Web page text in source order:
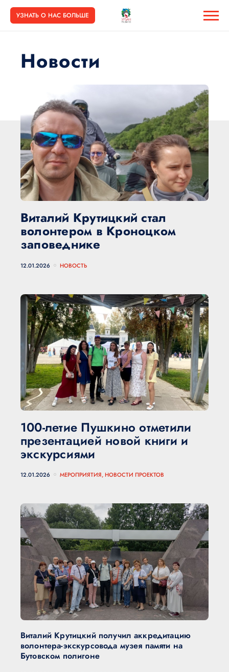
УЗНАТЬ О НАС БОЛЬШЕ
Новости
Виталий Крутицкий стал
волонтером в Кроноцком
заповеднике
12.01.2026 НОВОСТЬ
100-летие Пушкино отметили
презентацией новой книги и
экскурсиями
12.01.2026 МЕРОПРИЯТИЯ, НОВОСТИ ПРОЕКТОВ
Виталий Крутицкий получил аккредитацию
волонтера-экскурсовода музея памяти на
Бутовском полигоне